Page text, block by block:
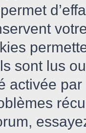
sont lus
activée